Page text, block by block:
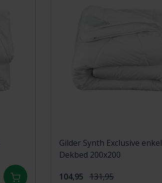
Gilder Synth Exclusive enkel
Dekbed 200x200
104,95 131,95